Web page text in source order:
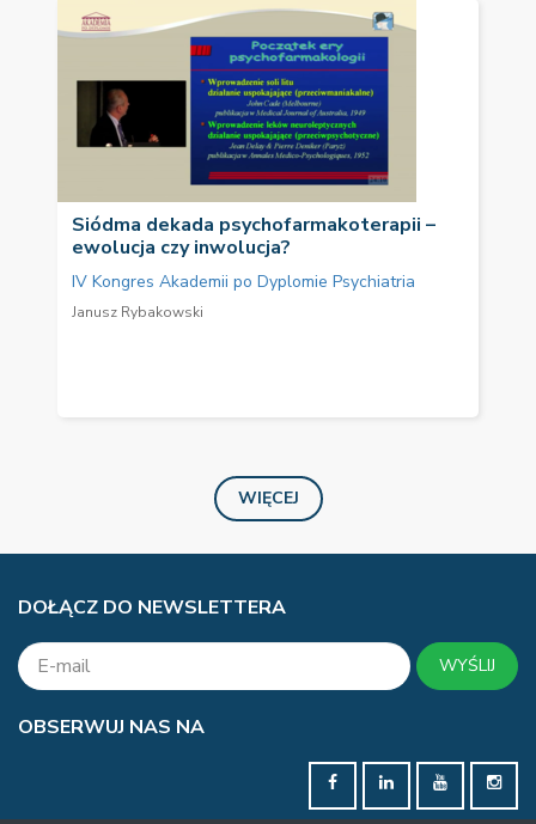
Siódma dekada psychofarmakoterapii –
ewolucja czy inwolucja?
IV Kongres Akademii po Dyplomie Psychiatria
Janusz Rybakowski
WIĘCEJ
DOŁĄCZ DO NEWSLETTERA
WYŚLIJ
OBSERWUJ NAS NA